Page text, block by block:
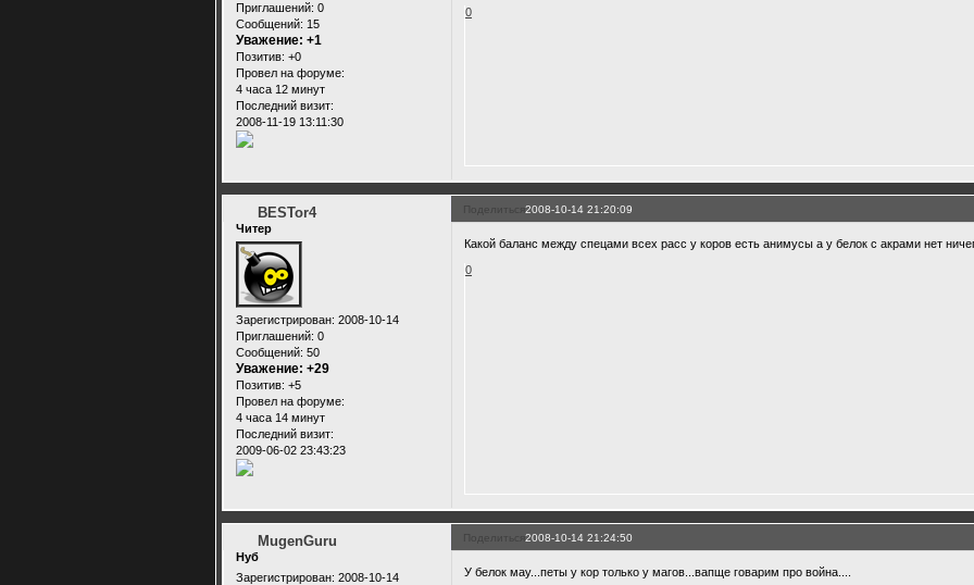
Приглашений: 0
Сообщений: 15
Уважение: +1
Позитив: +0
Провел на форуме:
4 часа 12 минут
Последний визит:
2008-11-19 13:11:30
0
Поделиться2008-10-14 21:20:09
BESTor4
Читер
Зарегистрирован: 2008-10-14
Приглашений: 0
Сообщений: 50
Уважение: +29
Позитив: +5
Провел на форуме:
4 часа 14 минут
Последний визит:
2009-06-02 23:43:23
Какой баланс между спецами всех расс у коров есть анимусы а у белок с акрами нет
0
Поделиться2008-10-14 21:24:50
MugenGuru
Нуб
Зарегистрирован: 2008-10-14
У белок мау...петы у кор только у магов...вапще говарим про война....